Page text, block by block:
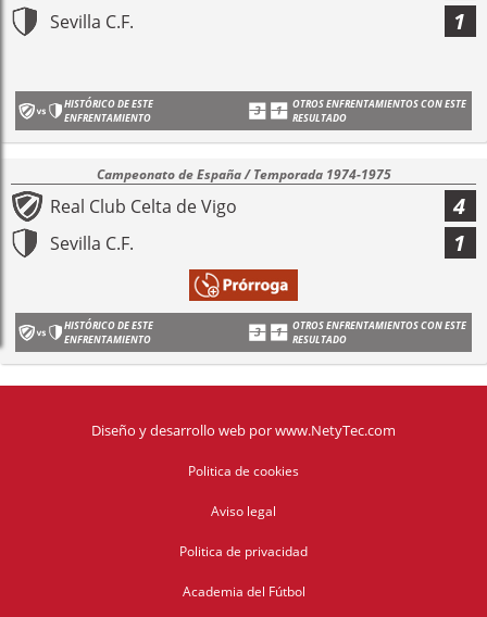
Sevilla C.F. 1
HISTÓRICO DE ESTE
ENFRENTAMIENTO
OTROS ENFRENTAMIENTOS CON ESTE
RESULTADO
Campeonato de España / Temporada 1974-1975
Real Club Celta de Vigo 4
Sevilla C.F. 1
HISTÓRICO DE ESTE
ENFRENTAMIENTO
OTROS ENFRENTAMIENTOS CON ESTE
RESULTADO
Diseño y desarrollo web porwww.NetyTec.com
Politica de cookies
Aviso legal
Politica de privacidad
Academia del Fútbol